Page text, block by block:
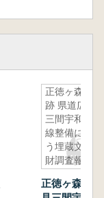
正徳ヶ森城
跡 県道広見
三間宇和島
線整備に伴
う埋蔵文化
財調査報告
正徳ヶ森城跡 県道